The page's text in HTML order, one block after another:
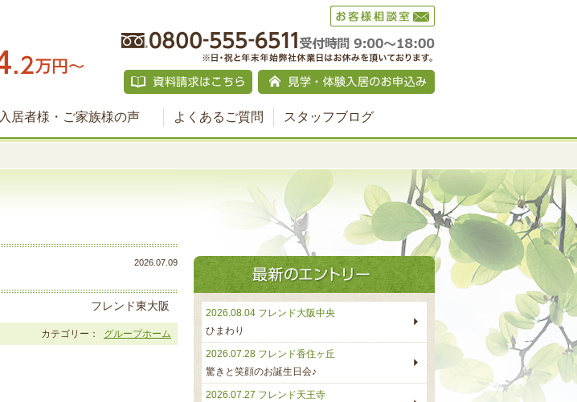
入居者様・ご家族様の声 よくあるご質問 スタッフブログ
2026.07.09
フレンド東大阪
カテゴリー： グループホーム
2026.08.04 フレンド大阪中央
ひまわり
2026.07.28 フレンド香住ヶ丘
驚きと笑顔のお誕生日会♪
2026.07.27 フレンド天王寺